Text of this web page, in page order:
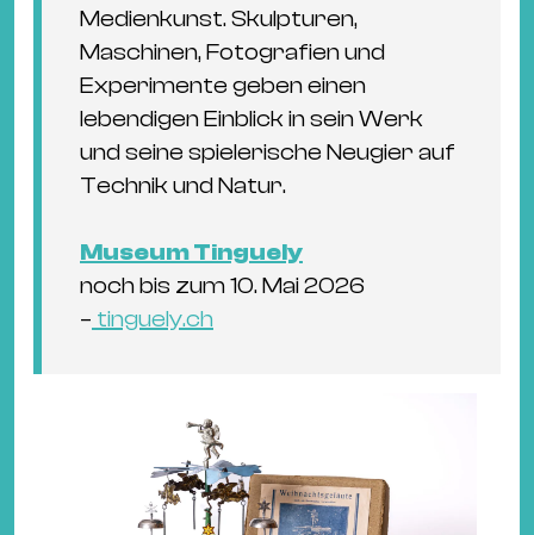
Medienkunst. Skulpturen,
Maschinen, Fotografien und
Experimente geben einen
lebendigen Einblick in sein Werk
und seine spielerische Neugier auf
Technik und Natur.
Museum Tinguely
noch bis zum 10. Mai 2026
– tinguely.ch